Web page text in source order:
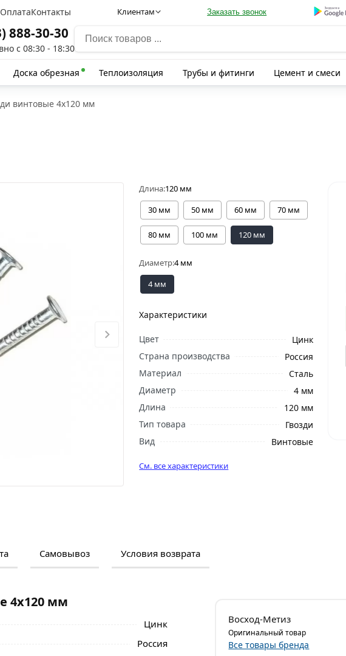
ОплатаКонтакты Клиентам Заказать звонок
888-30-30
с 08:30 - 18:30
Доска обрезная Теплоизоляция Трубы и фитинги Цемент и смеси
винтовые 4х120 мм
Длина:120 мм
30 мм
50 мм 60 мм 70 мм
80 мм 100 мм 120 мм
Диаметр:4 мм
4 мм
Характеристики
Цвет
Цинк
Страна производства
Россия
Материал
Сталь
Диаметр
4 мм
Длина
120 мм
Тип товара
Гвозди
Вид
Винтовые
См. все характеристики
Самовывоз Условия возврата
и отзывами о товаре, чтобы сделать
для соединения деревянных
поддонов, креплении досок напольных
и конструкций других типов.
4х120 мм
Цинк
Россия
Восход-Метиз
Оригинальный товар
Все товары бренда